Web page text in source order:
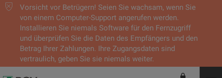
Vorsicht vor Betrügern! Seien Sie wachsam, wenn Sie
von einem Computer-Support angerufen werden.
Installieren Sie niemals Software für den Fernzugriff
und überprüfen Sie die Daten des Empfängers und den
Betrag Ihrer Zahlungen. Ihre Zugangsdaten sind
vertraulich, geben Sie sie niemals weiter.